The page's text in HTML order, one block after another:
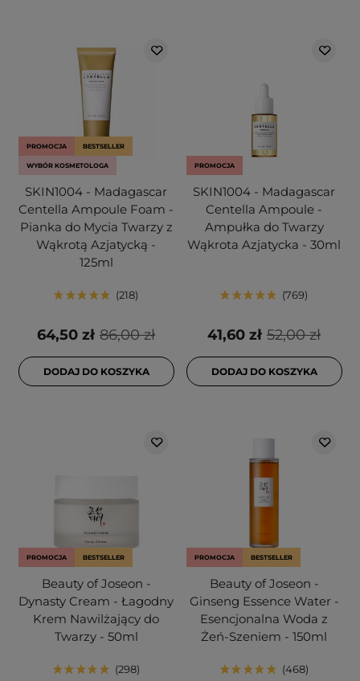
PROMOCJA BESTSELLER
WYBÓR KOSMETOLOGA
SKIN1004 - Madagascar
Centella Ampoule Foam -
Pianka do Mycia Twarzy z
Wąkrotą Azjatycką -
125ml
218
86,00 zł
64,50 zł
DODAJ DO KOSZYKA
PROMOCJA
SKIN1004 - Madagascar
Centella Ampoule -
Ampułka do Twarzy
Wąkrota Azjatycka - 30ml
769
52,00 zł
41,60 zł
DODAJ DO KOSZYKA
PROMOCJA BESTSELLER
Beauty of Joseon -
Dynasty Cream - Łagodny
Krem Nawilżający do
Twarzy - 50ml
298
PROMOCJA BESTSELLER
Beauty of Joseon -
Ginseng Essence Water -
Esencjonalna Woda z
Żeń-Szeniem - 150ml
468